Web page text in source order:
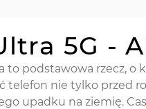
5G -
to podstawowa rzecz,
telefon nie tylko przed
upadku na ziemię.